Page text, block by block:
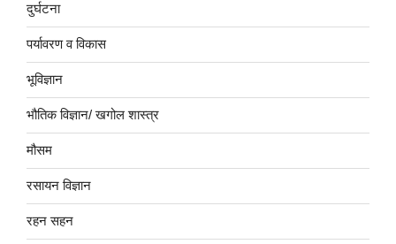
दुर्घटना
पर्यावरण व विकास
भूविज्ञान
भौतिक विज्ञान/ खगोल शास्त्र
मौसम
रसायन विज्ञान
रहन सहन